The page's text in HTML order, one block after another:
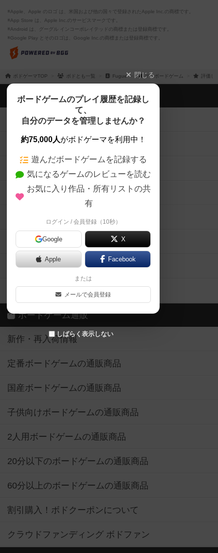
※Apple、Apple のロゴ は、米国および他の国々で登録されたApple Inc.の商標です。
※App Store は、Apple Inc.のサービスマークです。
※Android は、グーグル インコーポレイテッドの商標または登録商標です。
※Google Play とそのロゴは、Google Inc.の商標または登録商標です。
ボドゲーマTOP ボドとも一覧 Fugue マイボードゲーム 評価し
閉じる
ボードゲームのプレイ履歴を記録し
て、
自分のデータを管理しませんか？
約75,000人がボドゲーマを利用中！
遊んだボードゲームを記録する
気になるゲームのレビューを読む
お気に入り作品・所有リストの共
有
ログイン / 会員登録（10秒）
Google X
Apple Facebook
または
メールで会員登録
しばらく表示しない
ボドゲーマTOP
ボードゲームを検索する
ボードゲームの新着レビュー
ボードゲーム会情報
メカニクス特集
掲示板・トピックス
ボドとも・会員一覧
ボードゲーム業界コラム
ボドゲーマご利用案内
ボードゲーム通販
新作・再入荷情報
定番ボードゲームの通販商品
国産ボードゲームの通販商品
子供向けボードゲームの通販商品
2人用ボードゲームの通販商品
20分以下のボードゲームの通販商品
60分以上のボードゲームの通販商品
割引購入！ボドクーポンについて
クラウドファンディング ボドファン